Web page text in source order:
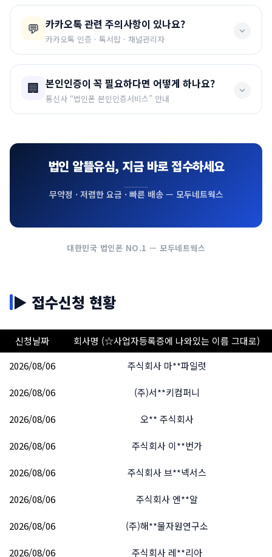
인인증이불가능합니다.
법인명의와 개인명의가 다르기 때문입니다.
수 없는 것과 같은 원리!
법인명의로 받을 수 있는 PASS인증은 없습니다.
PASS인증은 오직 개인명의 폰에서만 가능합니다.
우리나라에서 법인명의(예: 주식회사 신세계)로 인증받아
이용하는 SNS나 정부 서비스는 없습니다. 법인 확인 인증
은 회사명, 사업자등록증번호, 법인번호를 입력하여 확인
하는 별도의 절차입니다.
톡 활용, 업무전화 이용입니다.
✅ 카카오톡 생성 ✅ 인스타그램
✅ 페이스북
위 서비스들은개통된 번호로 인증번호를 받아 가입
방식이므로, 법인명의/개인명의와 상관없이 모두 가능합니
📌 네이버 가입 안내
법인명의로 네이버 회원가입(단체·비즈니스 회원)을 원
할 경우, 법인명의 인증이 아닌
번호 자체로 인증번호
💬 카카오톡 관련 주의사항이 있나요?
카카오톡 인증 · 톡서랍 · 채널관리자
❌ 법인명의 카카오톡 인증 — 불가
법인명의로의 카카오톡 인증은 통신사 제한으로 불가능합
🔗 카카오 고객센터 안내 바로가기 →
· 톡서랍(저장 구독 유료서비스) — 개인 본인인증 절차
우 있음
✅ 본인인증 없이 사용 가능
카카오톡 모바일 생성, PC 카톡, PC 상담톡 등 카카오
다.
🏢 본인인증이 꼭 필요하다면 어떻게 하나요?
통신사 “법인폰 본인인증서비스” 안내
할 때 신청하는 서비스입니다.
📌 신청 방법
③ 법인 위임대리인이 필요서류 구비 후 본인인증서비
가능!
⚠️ 알뜰통신사 불가
알뜰통신사는 법인명의 개통 시 사용자 개인 본인인증
SK·KT·LG 정규 통신사만 가능합니다.
💡 실무 팁
인증을 신청하시는 편입니다.
→ 알뜰통신사로 먼저 개통 후 사용하다가 불편함을 느
→ 나중에 본인인증이 필요해지면같은 번호 그대로
법인 알뜰유심, 지금 바로 접수하세요
무약정 · 저렴한 요금 · 빠른 배송 — 모두네트웍스
대한민국 법인폰 NO.1 — 모두네트웍스
▶ 접수신청 현황
신청날짜
회사명 (☆사업자등록증에 나와있는 이름 그대로)
2026/08/06
주식회사 마**파일럿
2026/08/06 (주)서**키컴퍼니
2026/08/06 오** 주식회사
2026/08/06 주식회사 이**번가
2026/08/06 주식회사 브**넥서스
2026/08/06 주식회사 엔**알
2026/08/06 (주)해**물자원연구소
2026/08/06 주식회사 레**리아